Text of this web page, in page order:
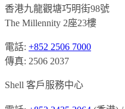
香港九龍觀塘巧明街98號
The Millennity 2座23樓
電話: +852 2506 7000
傳真: 2506 2037
Shell 客戶服務中心